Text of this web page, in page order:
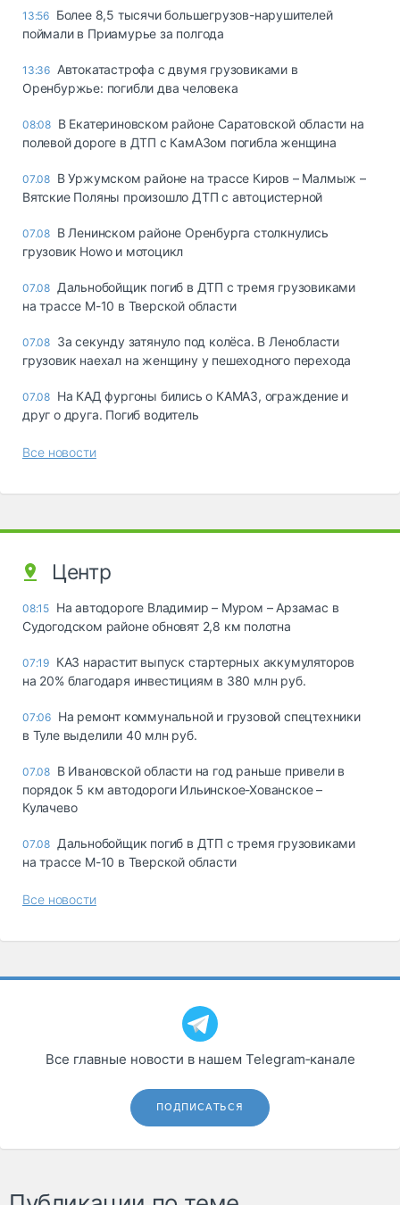
13:56 Более 8,5 тысячи большегрузов-нарушителей
поймали в Приамурье за полгода
13:36 Автокатастрофа с двумя грузовиками в
Оренбуржье: погибли два человека
08:08 В Екатериновском районе Саратовской области на
полевой дороге в ДТП с КамАЗом погибла женщина
07.08 В Уржумском районе на трассе Киров – Малмыж –
Вятские Поляны произошло ДТП с автоцистерной
07.08 В Ленинском районе Оренбурга столкнулись
грузовик Howo и мотоцикл
07.08 Дальнобойщик погиб в ДТП с тремя грузовиками
на трассе М-10 в Тверской области
07.08 За секунду затянуло под колёса. В Ленобласти
грузовик наехал на женщину у пешеходного перехода
07.08 На КАД фургоны бились о КАМАЗ, ограждение и
друг о друга. Погиб водитель
Все новости
Центр
08:15 На автодороге Владимир – Муром – Арзамас в
Судогодском районе обновят 2,8 км полотна
07:19 КАЗ нарастит выпуск стартерных аккумуляторов
на 20% благодаря инвестициям в 380 млн руб.
07:06 На ремонт коммунальной и грузовой спецтехники
в Туле выделили 40 млн руб.
07.08 В Ивановской области на год раньше привели в
порядок 5 км автодороги Ильинское-Хованское –
Кулачево
07.08 Дальнобойщик погиб в ДТП с тремя грузовиками
на трассе М-10 в Тверской области
Все новости
Все главные новости в нашем Telegram‑канале
ПОДПИСАТЬСЯ